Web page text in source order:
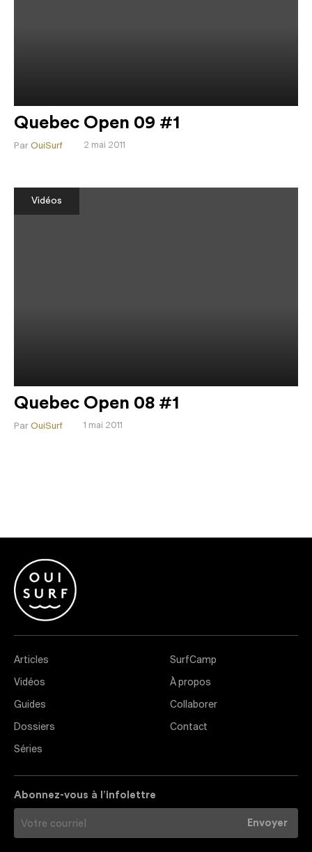
Quebec Open 09 #1
2 mai 2011
Par OuiSurf
Vidéos
Quebec Open 08 #1
1 mai 2011
Par OuiSurf
Articles
Vidéos
Guides
Dossiers
Séries
SurfCamp
À propos
Collaborer
Contact
Abonnez-vous à l’infolettre